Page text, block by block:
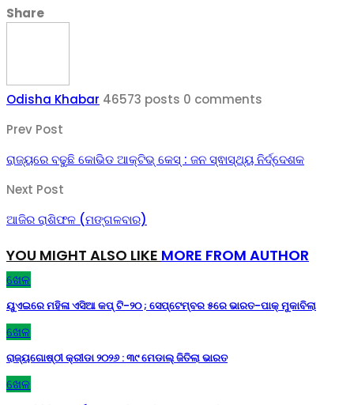
Share
Odisha Khabar 46573 posts 0 comments
Prev Post
ରାଜ୍ୟରେ ବଢୁଛି କୋଭିଡ ଆକ୍ଟିଭ୍ କେସ୍ : ଜନ ସ୍ଵାସ୍ଥ୍ୟ ନିର୍ଦ୍ଦେଶକ
Next Post
ଆଜିର ରାଶିଫଳ (ମଙ୍ଗଳବାର)
YOU MIGHT ALSO LIKE MORE FROM AUTHOR
ଖେଳ
ୟୁଏଇରେ ମହିଳା ଏସିଆ କପ୍‌ ଟି-୨୦ ; ସେପ୍ଟେମ୍ବର ୫ରେ ଭାରତ-ପାକ୍‌ ମୁକାବିଲା
ଖେଳ
ରାଜ୍ୟଗୋଷ୍ଠୀ କ୍ରୀଡା ୨୦୨୬ : ୩୯ ମେଡାଲ୍ ଜିତିଲା ଭାରତ
ଖେଳ